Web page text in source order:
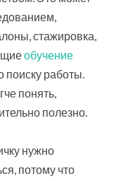
стажировка,
обучение
поиску работы.
понять,
полезно.
нужно
потому что